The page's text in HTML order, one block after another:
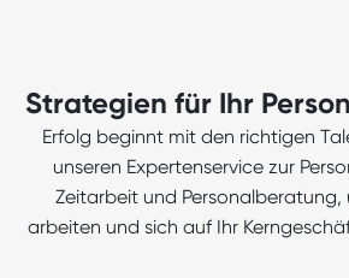
Strategien für Ihr
Erfolg beginnt mit den richtigen
unseren Expertenservice zur
Zeitarbeit und Personalberatung,
arbeiten und sich auf Ihr